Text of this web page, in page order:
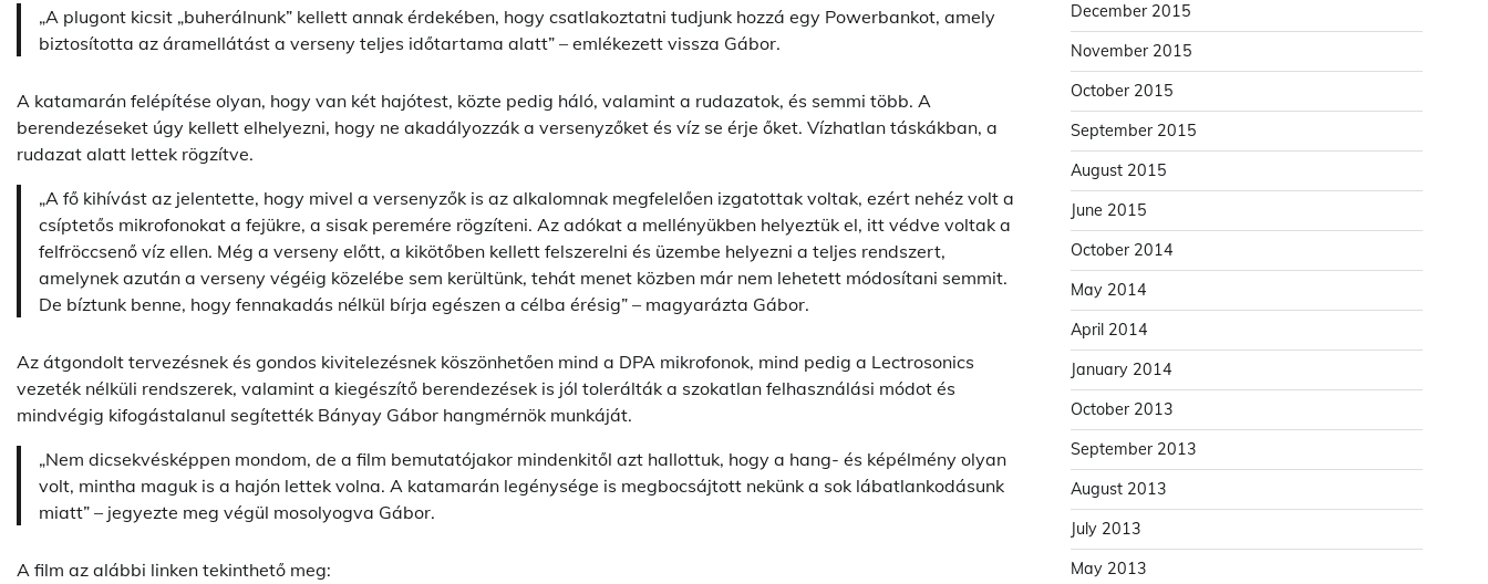
„A plugont kicsit „buherálnunk” kellett annak érdekében, hogy csatlakoztatni tudjunk hozzá egy Powerbankot, amely
biztosította az áramellátást a verseny teljes időtartama alatt” – emlékezett vissza Gábor.
A katamarán felépítése olyan, hogy van két hajótest, közte pedig háló, valamint a rudazatok, és semmi több. A
berendezéseket úgy kellett elhelyezni, hogy ne akadályozzák a versenyzőket és víz se érje őket. Vízhatlan táskákban, a
rudazat alatt lettek rögzítve.
„A fő kihívást az jelentette, hogy mivel a versenyzők is az alkalomnak megfelelően izgatottak voltak, ezért nehéz volt a
csíptetős mikrofonokat a fejükre, a sisak peremére rögzíteni. Az adókat a mellényükben helyeztük el, itt védve voltak a
felfröccsenő víz ellen. Még a verseny előtt, a kikötőben kellett felszerelni és üzembe helyezni a teljes rendszert,
amelynek azután a verseny végéig közelébe sem kerültünk, tehát menet közben már nem lehetett módosítani semmit.
De bíztunk benne, hogy fennakadás nélkül bírja egészen a célba érésig” – magyarázta Gábor.
Az átgondolt tervezésnek és gondos kivitelezésnek köszönhetően mind a DPA mikrofonok, mind pedig a Lectrosonics
vezeték nélküli rendszerek, valamint a kiegészítő berendezések is jól tolerálták a szokatlan felhasználási módot és
mindvégig kifogástalanul segítették Bányay Gábor hangmérnök munkáját.
„Nem dicsekvésképpen mondom, de a film bemutatójakor mindenkitől azt hallottuk, hogy a hang- és képélmény olyan
volt, mintha maguk is a hajón lettek volna. A katamarán legénysége is megbocsájtott nekünk a sok lábatlankodásunk
miatt” – jegyezte meg végül mosolyogva Gábor.
A film az alábbi linken tekinthető meg:
December 2015
November 2015
October 2015
September 2015
August 2015
June 2015
October 2014
May 2014
April 2014
January 2014
October 2013
September 2013
August 2013
July 2013
May 2013